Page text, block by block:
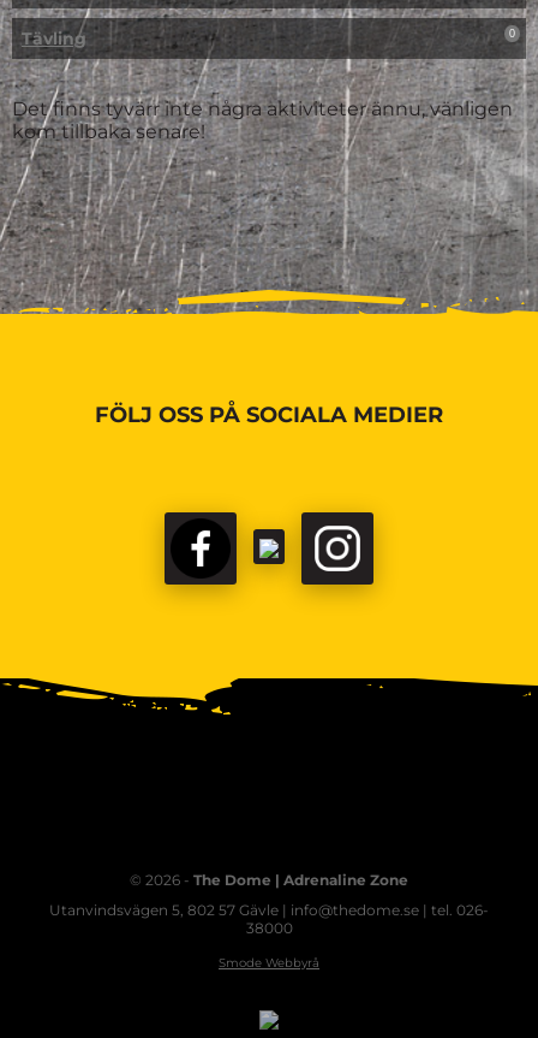
Tävling 0
Det finns tyvärr inte några aktiviteter ännu, vänligen
kom tillbaka senare!
FÖLJ OSS PÅ SOCIALA MEDIER
© 2026 - The Dome | Adrenaline Zone
Utanvindsvägen 5, 802 57 Gävle | info@thedome.se | tel. 026-
38000
Smode Webbyrå